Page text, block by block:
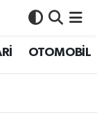
OTOMOBİL